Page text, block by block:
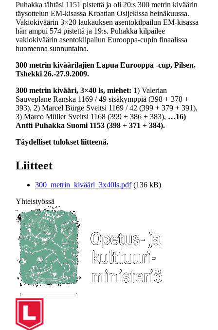
Puhakka tähtäsi 1151 pistettä ja oli 20:s 300 metrin kiväärin
täysottelun EM-kisassa Kroatian Osijekissa heinäkuussa.
Vakiokiväärin 3×20 laukauksen asentokilpailun EM-kisassa
hän ampui 574 pistettä ja 19:s. Puhakka kilpailee
vakiokiväärin asentokilpailun Eurooppa-cupin finaalissa
huomenna sunnuntaina.
300 metrin kiväärilajien Lapua Eurooppa -cup, Pilsen,
Tshekki 26.-27.9.2009.
300 metrin kivääri, 3×40 ls, miehet: 1) Valerian
Sauveplane Ranska 1169 / 49 sisäkymppiä (398 + 378 +
393), 2) Marcel Bürge Sveitsi 1169 / 42 (399 + 379 + 391),
3) Marco Müller Sveitsi 1168 (399 + 386 + 383), …16)
Antti Puhakka Suomi 1153 (398 + 371 + 384).
Täydelliset tulokset liitteenä.
Liitteet
300_metrin_kivääri_3x40ls.pdf (136 kB)
Yhteistyössä